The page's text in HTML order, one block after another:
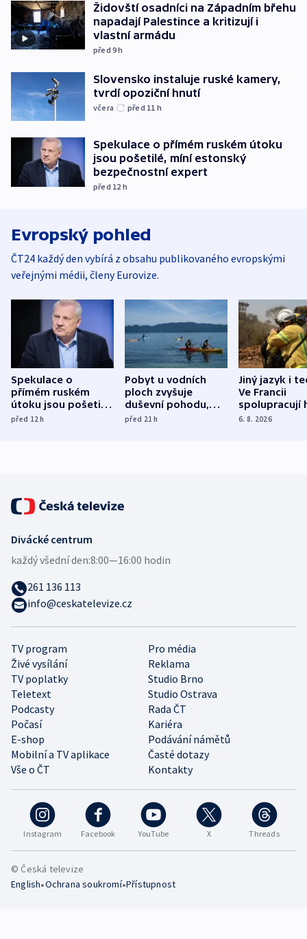
Židovští osadníci na Západním břehu
napadají Palestince a kritizují i
vlastní armádu
před 9h
Slovensko instaluje ruské kamery,
tvrdí opoziční hnutí
včera před 11 h
Spekulace o přímém ruském útoku
jsou pošetilé, míní estonský
bezpečnostní expert
před 12 h
Evropský pohled
ČT24 každý den vybírá z obsahu publikovaného evropskými
veřejnými médii, členy Eurovize.
Spekulace o
přímém ruském
útoku jsou pošetilé,
míní estonský
před 12h
Pobyt u vodních
ploch zvyšuje
duševní pohodu,
ukázala
před 21h
Jiný jazyk i
Ve Francii
spolupracují
různých zemí
6. 8. 2026
Instagram Facebook YouTube X Threads
TV program
Pro média
Živé vysílání
Reklama
TV poplatky
Studio Brno
Teletext
Studio Ostrava
Podcasty
Rada ČT
Počasí
Kariéra
E-shop
Podávání námětů
Mobilní a TV aplikace
Časté dotazy
Vše o ČT
Kontakty
Divácké centrum
každý všední den:8:00—16:00 hodin
261 136 113
info@ceskatelevize.cz
© Česká televize
English•Ochrana soukromí•Přístupnost